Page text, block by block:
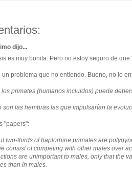
dijo...
es muy bonita. Pero no estoy seguro de
un problema que no entiendo. Bueno, no lo
los primates (humanos incluidos) puede
son las hembras las que impulsarían la
"papers":
two-thirds of haplorhine primates are
consist of competing with other males over
are unimportant to males, only that the
than in males.